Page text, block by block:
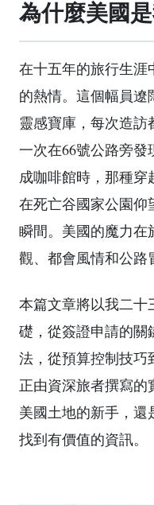
為什麼美國
在十五年的旅行生涯
的熱情。這個幅員
靈感寶庫，每次造
一次在66號公路旁發
成咖啡館時，那種
在死亡谷國家公園仰
瞬間。美國的魔力在
觀、都會風情和公路
本篇文章將以我二十
礎，從簽證申請的關
法，從預算控制技巧
正由資深旅者撰寫
美國土地的新手，
找到有價值的資訊。